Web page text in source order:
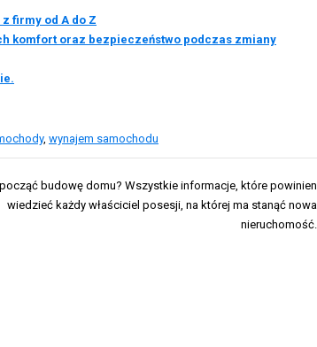
firmy od A do Z
komfort oraz bezpieczeństwo podczas zmiany
, wynajem samochodu
budowę domu? Wszystkie informacje, które powinien
wiedzieć każdy właściciel posesji, na której ma stanąć nowa
nieruchomość.